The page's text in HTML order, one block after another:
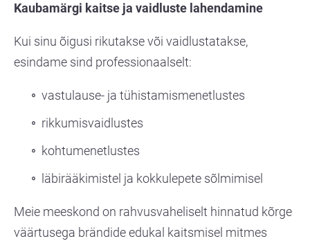
Kaubamärgi kaitse ja vaidluste lahendamine
Kui sinu õigusi rikutakse või vaidlustatakse,
esindame sind professionaalselt:
vastulause- ja tühistamismenetlustes
rikkumisvaidlustes
kohtumenetlustes
läbirääkimistel ja kokkulepete sõlmimisel
Meie meeskond on rahvusvaheliselt hinnatud kõrge
väärtusega brändide edukal kaitsmisel mitmes